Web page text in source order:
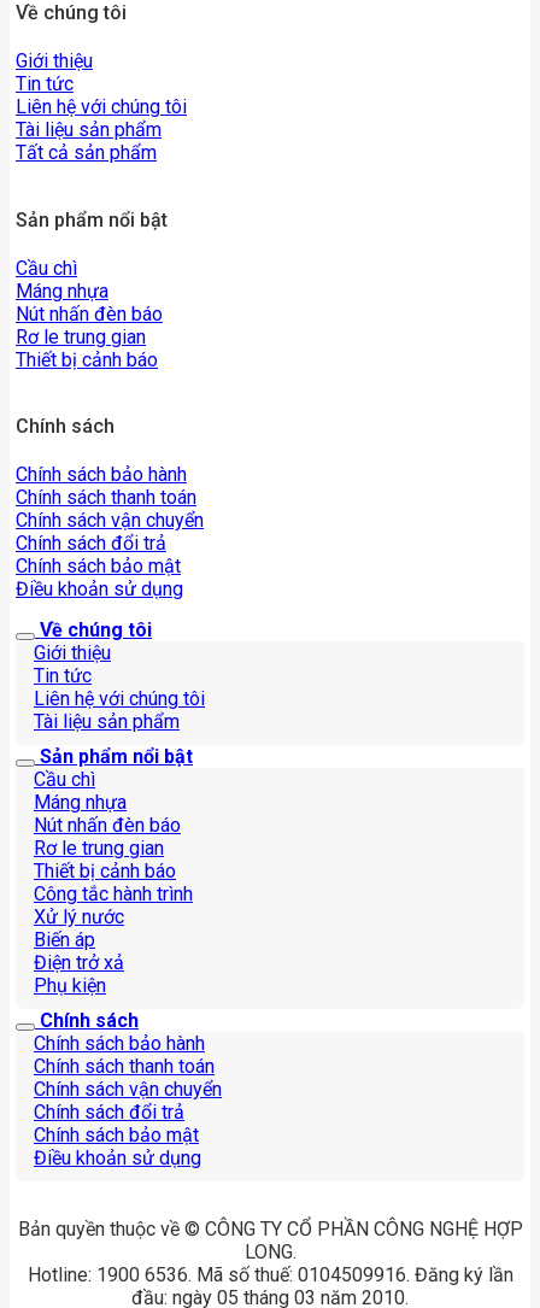
Về chúng tôi
Giới thiệu
Tin tức
Liên hệ với chúng tôi
Tài liệu sản phẩm
Tất cả sản phẩm
Sản phẩm nổi bật
Cầu chì
Máng nhựa
Nút nhấn đèn báo
Rơ le trung gian
Thiết bị cảnh báo
Chính sách
Chính sách bảo hành
Chính sách thanh toán
Chính sách vận chuyển
Chính sách đổi trả
Chính sách bảo mật
Điều khoản sử dụng
Về chúng tôi
Giới thiệu
Tin tức
Liên hệ với chúng tôi
Tài liệu sản phẩm
Sản phẩm nổi bật
Cầu chì
Máng nhựa
Nút nhấn đèn báo
Rơ le trung gian
Thiết bị cảnh báo
Công tắc hành trình
Xử lý nước
Biến áp
Điện trở xả
Phụ kiện
Chính sách
Chính sách bảo hành
Chính sách thanh toán
Chính sách vận chuyển
Chính sách đổi trả
Chính sách bảo mật
Điều khoản sử dụng
Bản quyền thuộc về © CÔNG TY CỔ PHẦN CÔNG NGHỆ HỢP
LONG.
Hotline: 1900 6536. Mã số thuế: 0104509916. Đăng ký lần
đầu: ngày 05 tháng 03 năm 2010.